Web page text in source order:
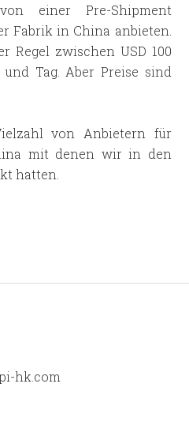
einer Pre-Shipment
Fabrik in China anbieten.
Regel zwischen USD 100
Tag. Aber Preise sind
von Anbietern für
mit denen wir in den
hatten.
hk.com